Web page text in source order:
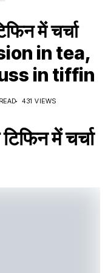
में चर्चा
in tea,
in tiffin
431 VIEWS
में चर्चा